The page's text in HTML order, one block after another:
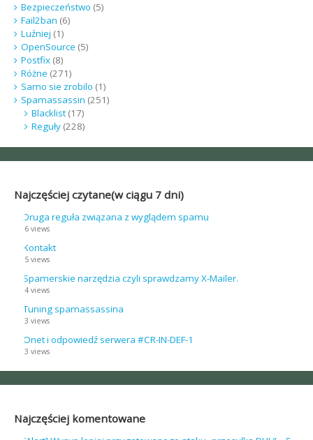
Bezpieczeństwo (5)
Fail2ban (6)
Luźniej (1)
OpenSource (5)
Postfix(8)
Różne (271)
Samo sie zrobilo (1)
Spamassassin (251)
Blacklist(17)
Reguły(228)
Najczęściej czytane(w ciągu 7 dni)
Druga reguła związana z wyglądem spamu
6 views
Kontakt
5 views
Spamerskie narzędzia czyli sprawdzamy X-Mailer.
4 views
Tuning spamassassina
3 views
Onet i odpowiedź serwera #CR-IN-DEF-1
3 views
Najczęściej komentowane